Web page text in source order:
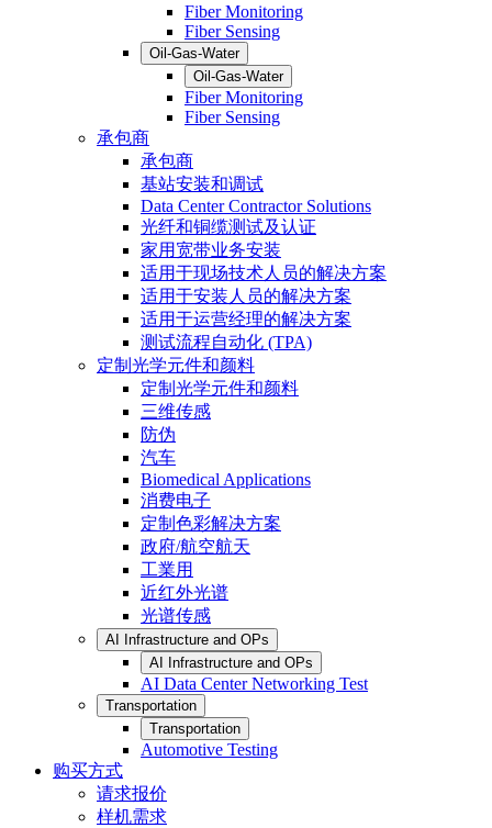
Fiber Monitoring
Fiber Sensing
Oil-Gas-Water
Oil-Gas-Water
Fiber Monitoring
Fiber Sensing
承包商
承包商
基站安装和调试
Data Center Contractor Solutions
光纤和铜缆测试及认证
家用宽带业务安装
适用于现场技术人员的解决方案
适用于安装人员的解决方案
适用于运营经理的解决方案
测试流程自动化 (TPA)
定制光学元件和颜料
定制光学元件和颜料
三维传感
防伪
汽车
Biomedical Applications
消费电子
定制色彩解决方案
政府/航空航天
工業用
近红外光谱
光谱传感
AI Infrastructure and OPs
AI Infrastructure and OPs
AI Data Center Networking Test
Transportation
Transportation
Automotive Testing
购买方式
请求报价
样机需求